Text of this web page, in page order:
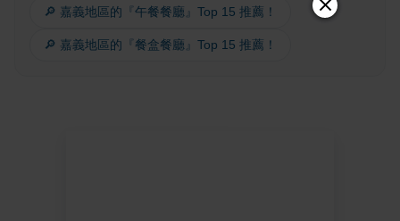
🔎 嘉義地區的『午餐餐廳』Top 15 推薦！
🔎 嘉義地區的『餐盒餐廳』Top 15 推薦！